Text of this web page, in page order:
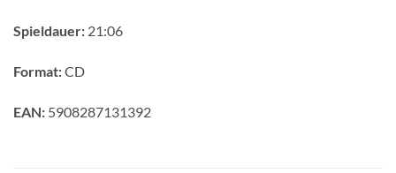
Spieldauer: 21:06
Format:CD
EAN: 5908287131392